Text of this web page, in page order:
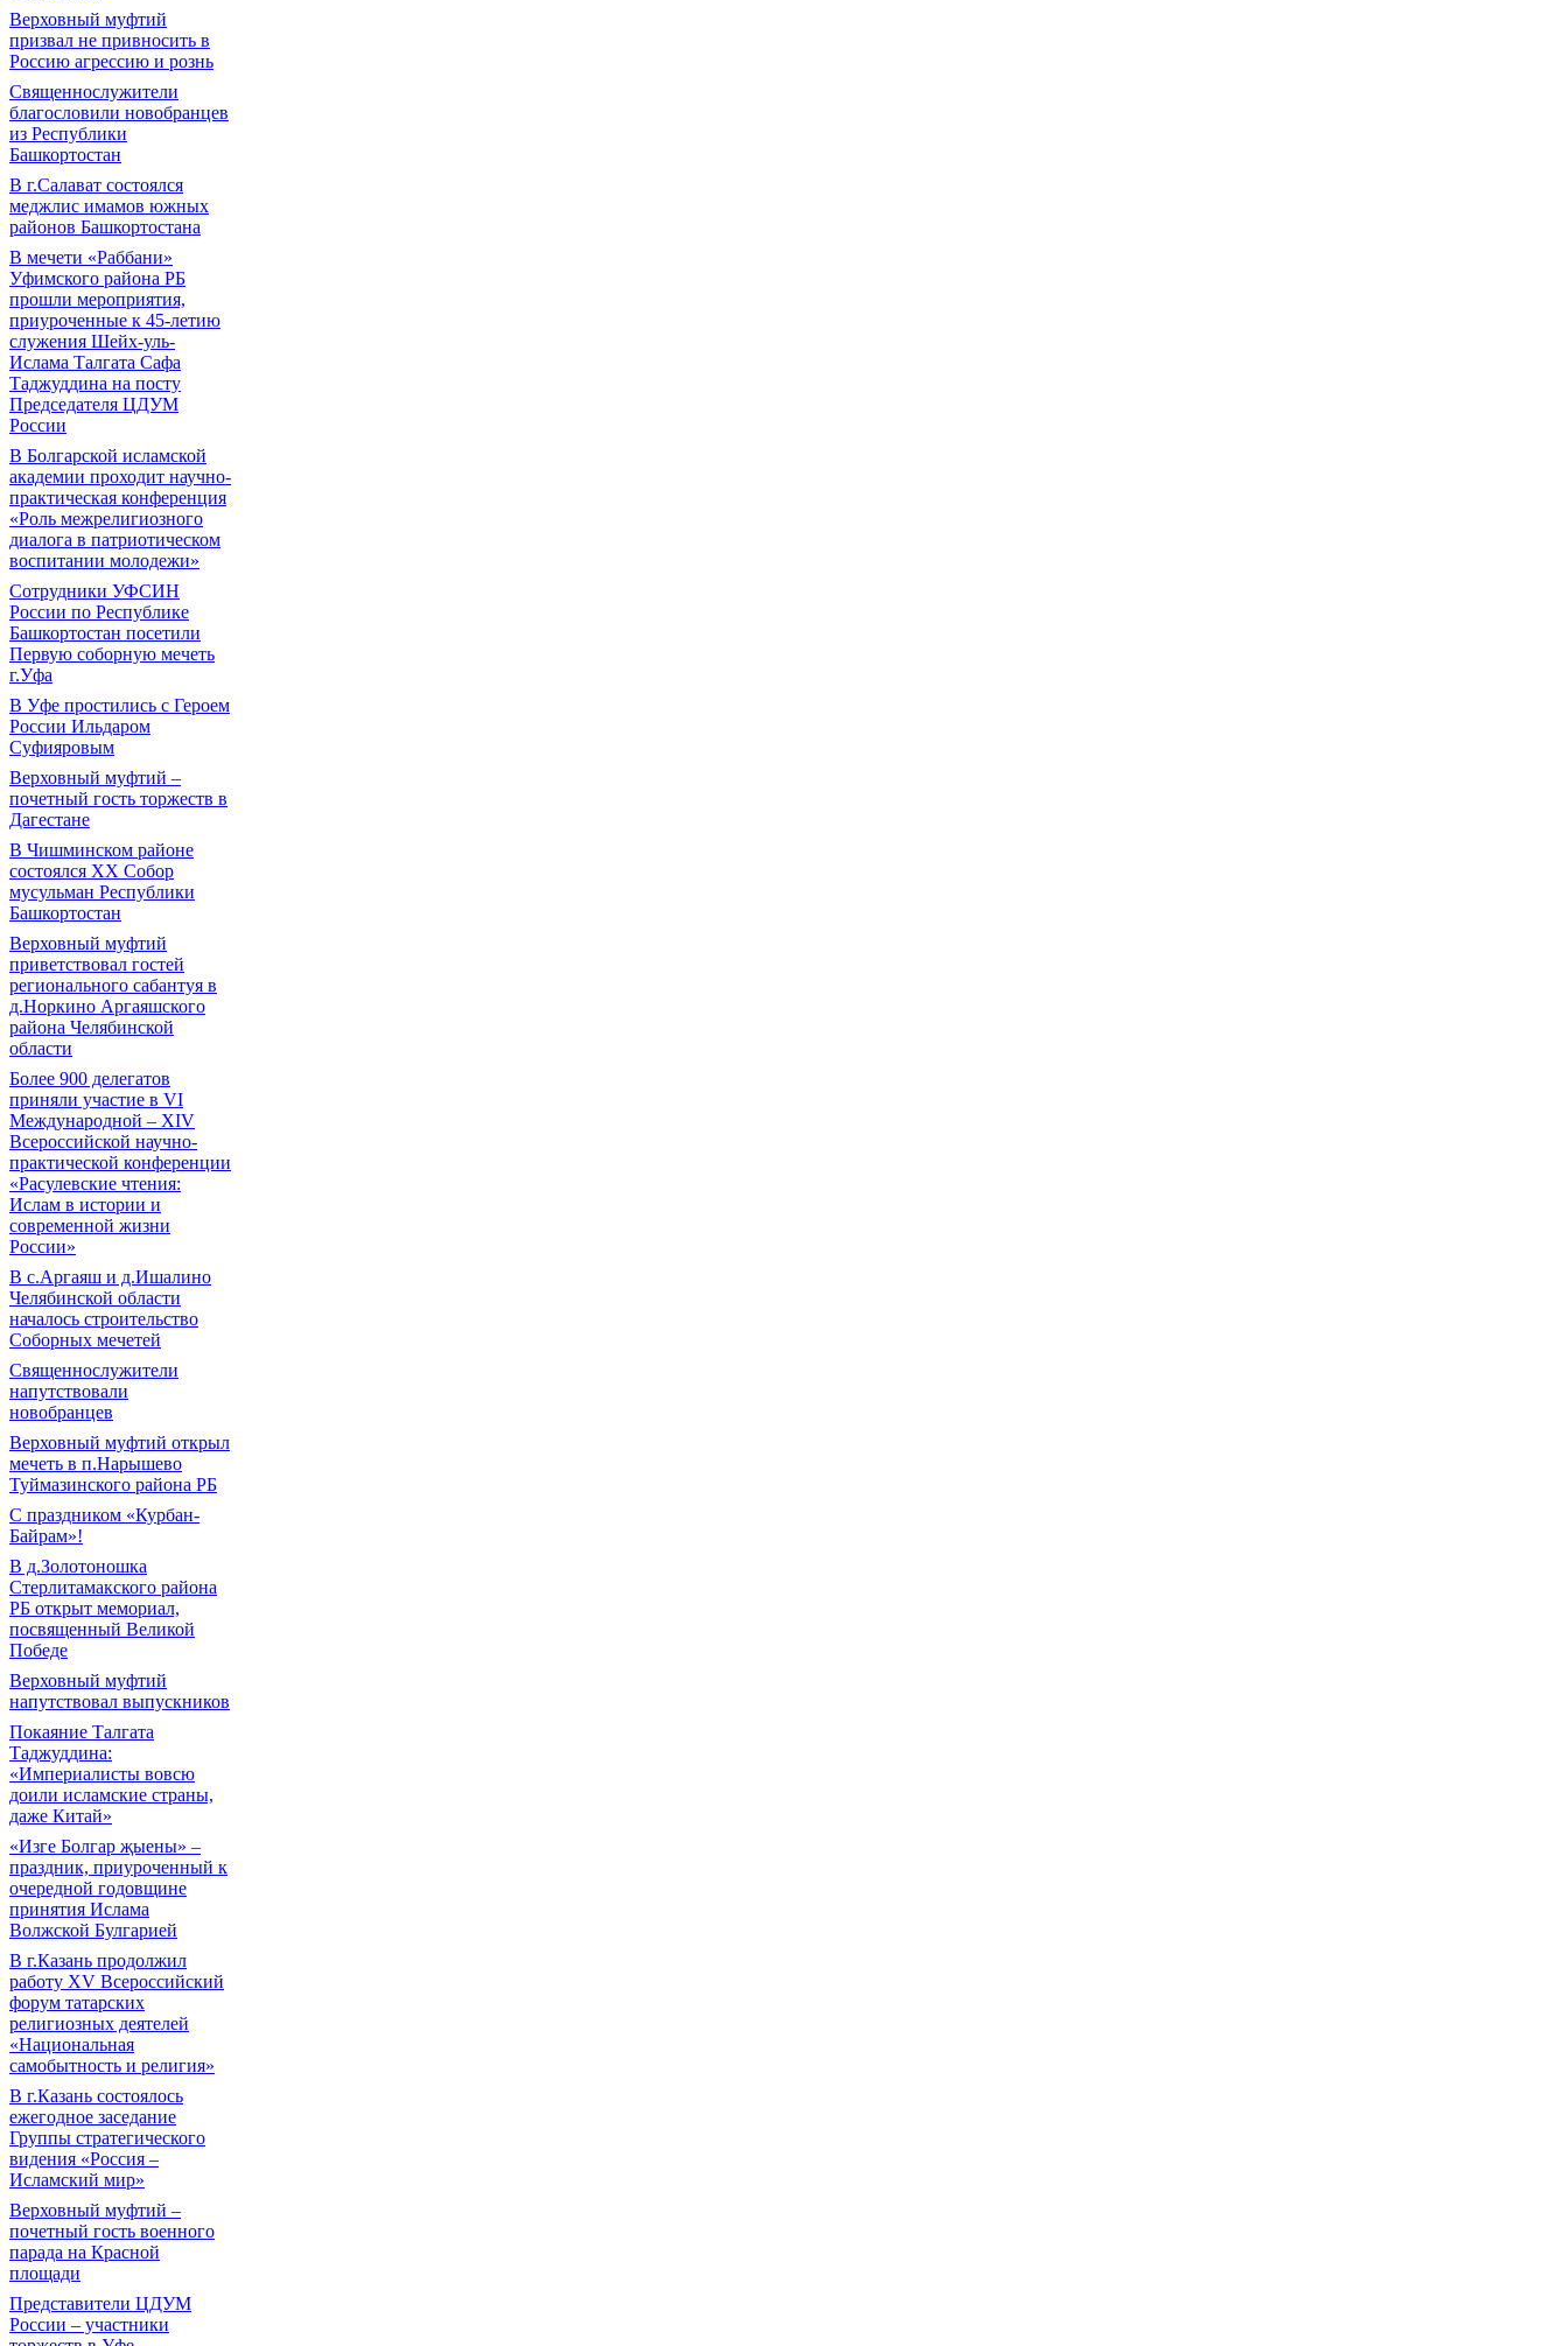
Верховный муфтий
призвал не привносить в
Россию агрессию и рознь
Священнослужители
благословили новобранцев
из Республики
Башкортостан
В г.Салават состоялся
меджлис имамов южных
районов Башкортостана
В мечети «Раббани»
Уфимского района РБ
прошли мероприятия,
приуроченные к 45-летию
служения Шейх-уль-
Ислама Талгата Сафа
Таджуддина на посту
Председателя ЦДУМ
России
В Болгарской исламской
академии проходит научно-
практическая конференция
«Роль межрелигиозного
диалога в патриотическом
воспитании молодежи»
Сотрудники УФСИН
России по Республике
Башкортостан посетили
Первую соборную мечеть
г.Уфа
В Уфе простились с Героем
России Ильдаром
Суфияровым
Верховный муфтий –
почетный гость торжеств в
Дагестане
В Чишминском районе
состоялся XX Собор
мусульман Республики
Башкортостан
Верховный муфтий
приветствовал гостей
регионального сабантуя в
д.Норкино Аргаяшского
района Челябинской
области
Более 900 делегатов
приняли участие в VI
Международной – ХIV
Всероссийской научно-
практической конференции
«Расулевские чтения:
Ислам в истории и
современной жизни
России»
В с.Аргаяш и д.Ишалино
Челябинской области
началось строительство
Соборных мечетей
Священнослужители
напутствовали
новобранцев
Верховный муфтий открыл
мечеть в п.Нарышево
Туймазинского района РБ
С праздником «Курбан-
Байрам»!
В д.Золотоношка
Стерлитамакского района
РБ открыт мемориал,
посвященный Великой
Победе
Верховный муфтий
напутствовал выпускников
Покаяние Талгата
Таджуддина:
«Империалисты вовсю
доили исламские страны,
даже Китай»
«Изге Болгар җыены» –
праздник, приуроченный к
очередной годовщине
принятия Ислама
Волжской Булгарией
В г.Казань продолжил
работу XV Всероссийский
форум татарских
религиозных деятелей
«Национальная
самобытность и религия»
В г.Казань состоялось
ежегодное заседание
Группы стратегического
видения «Россия –
Исламский мир»
Верховный муфтий –
почетный гость военного
парада на Красной
площади
Представители ЦДУМ
России – участники